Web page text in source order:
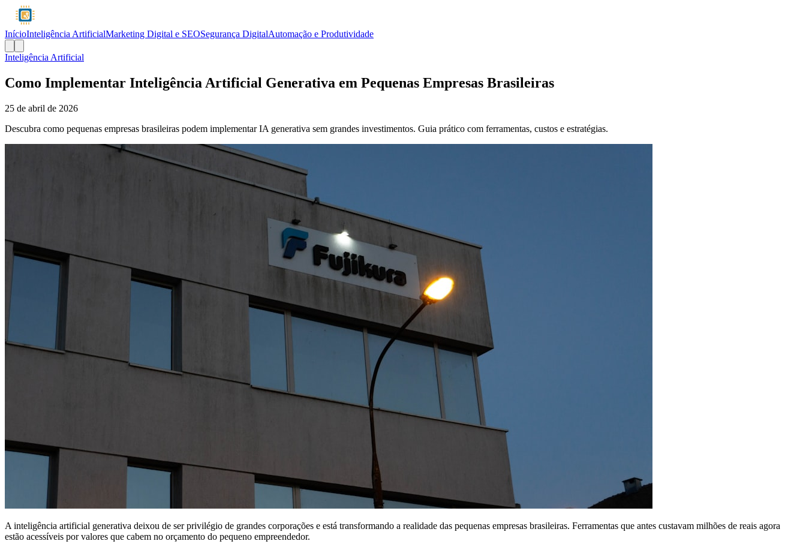
InícioInteligência ArtificialMarketing Digital e SEOSegurança DigitalAutomação e Produtividade
Inteligência Artificial
Como Implementar Inteligência Artificial Generativa em Pequenas Empresas Brasileiras
25 de abril de 2026
Descubra como pequenas empresas brasileiras podem implementar IA generativa sem grandes investimentos. Guia prático com ferramentas, custos e estratégias.
A inteligência artificial generativa deixou de ser privilégio de grandes corporações e está transformando a realidade das pequenas empresas brasileiras. Ferramentas que antes custavam milhões de reais agora
estão acessíveis por valores que cabem no orçamento do pequeno empreendedor.